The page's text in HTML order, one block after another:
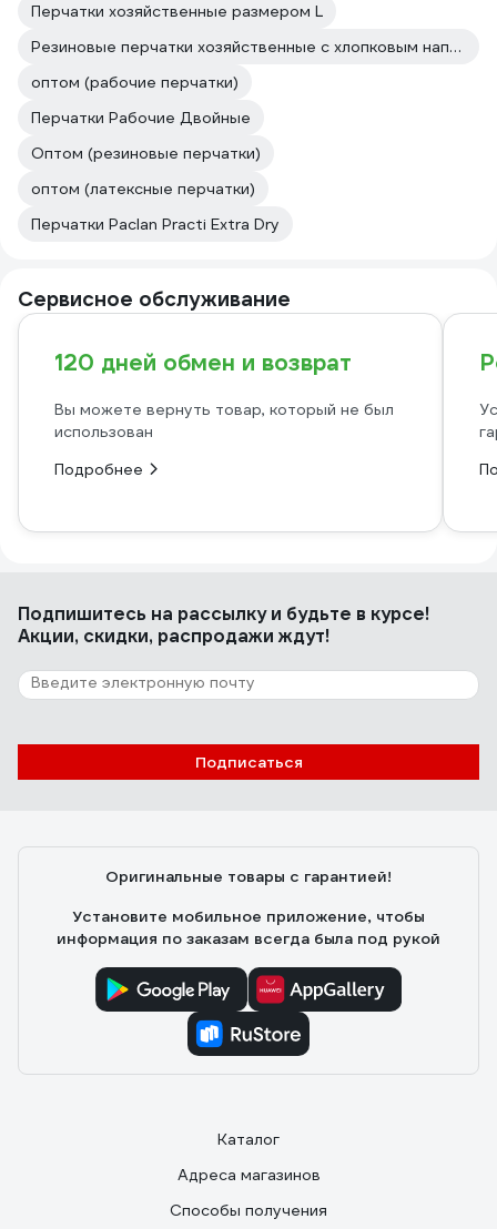
Перчатки хозяйственные размером L
Резиновые перчатки хозяйственные с хлопковым напылением
оптом (рабочие перчатки)
Перчатки Рабочие Двойные
Оптом (резиновые перчатки)
оптом (латексные перчатки)
Перчатки Paclan Practi Extra Dry
Сервисное обслуживание
120 дней обмен и возврат
Вы можете вернуть товар, который не был
использован
Подробнее
Подпишитесь на рассылкуи будьте в курсе!
Акции, скидки, распродажи ждут!
Подписаться
Оригинальные товары с гарантией!
Установите мобильное приложение, чтобы
информация по заказам всегда была под рукой
Каталог
Адреса магазинов
Способы получения